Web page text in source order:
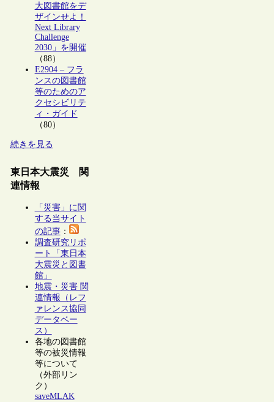
大図書館をデ
ザインせよ！
Next Library
Challenge
2030」を開催
（88）
E2904 – フラ
ンスの図書館
等のためのア
クセシビリテ
ィ・ガイド
（80）
続きを見る
東日本大震災 関
連情報
「災害」に関
する当サイト
の記事：
調査研究リポ
ート「東日本
大震災と図書
館」
地震・災害 関
連情報（レフ
ァレンス協同
データベー
ス）
各地の図書館
等の被災情報
等について
（外部リン
ク）
saveMLAK